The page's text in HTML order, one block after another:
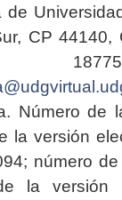
de
CP 44140,
Número de
la versión
número
la versión